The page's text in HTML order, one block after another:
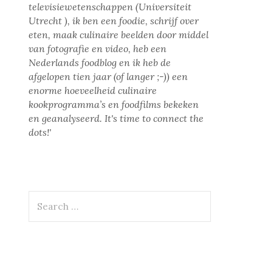
televisiewetenschappen (Universiteit
Utrecht ), ik ben een foodie, schrijf over
eten, maak culinaire beelden door middel
van fotografie en video, heb een
Nederlands foodblog en ik heb de
afgelopen tien jaar (of langer ;-)) een
enorme hoeveelheid culinaire
kookprogramma’s en foodfilms bekeken
en geanalyseerd. It's time to connect the
dots!'
for: